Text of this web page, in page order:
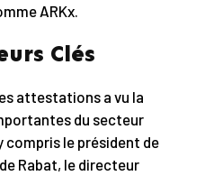
ARKx.
Clés
attestations a vu la
du secteur
le président de
Rabat, le directeur